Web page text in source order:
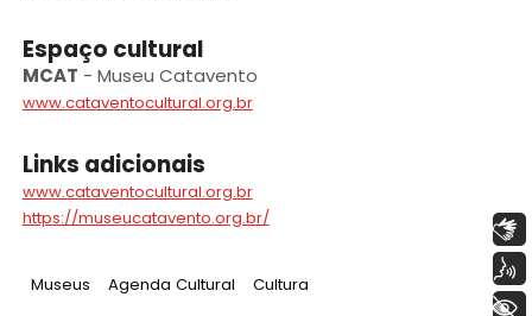
Espaço cultural
MCAT - Museu Catavento
www.cataventocultural.org.br
Links adicionais
www.cataventocultural.org.br
https://museucatavento.org.br/
Tag:
Museus Tag:
Agenda Cultural Tag:
Cultura